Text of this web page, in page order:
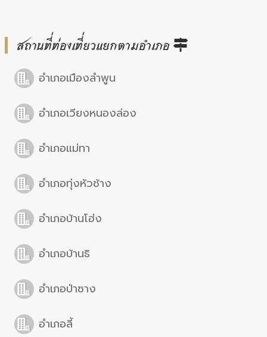
สถานที่ท่องเที่ยวแยกตามอำเภอ
อำเภอเมืองลำพูน
อำเภอเวียงหนองล่อง
อำเภอแม่ทา
อำเภอทุ่งหัวช้าง
อำเภอบ้านโฮ่ง
อำเภอบ้านธิ
อำเภอป่าซาง
อำเภอลี้